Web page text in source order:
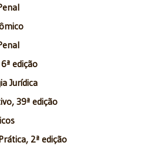
edição
Jurídica
39ª edição
2ª edição